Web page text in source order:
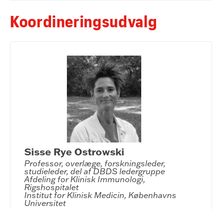
Koordineringsudvalg
Sisse Rye Ostrowski
Professor, overlæge, forskningsleder,
studieleder, del af DBDS ledergruppe
Afdeling for Klinisk Immunologi,
Rigshospitalet
Institut for Klinisk Medicin, Københavns
Universitet